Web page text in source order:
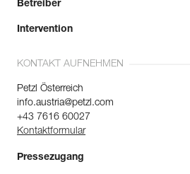
Betreiber
Intervention
KONTAKT AUFNEHMEN
Petzl Österreich
info.austria@petzl.com
+43 7616 60027
Kontaktformular
Pressezugang